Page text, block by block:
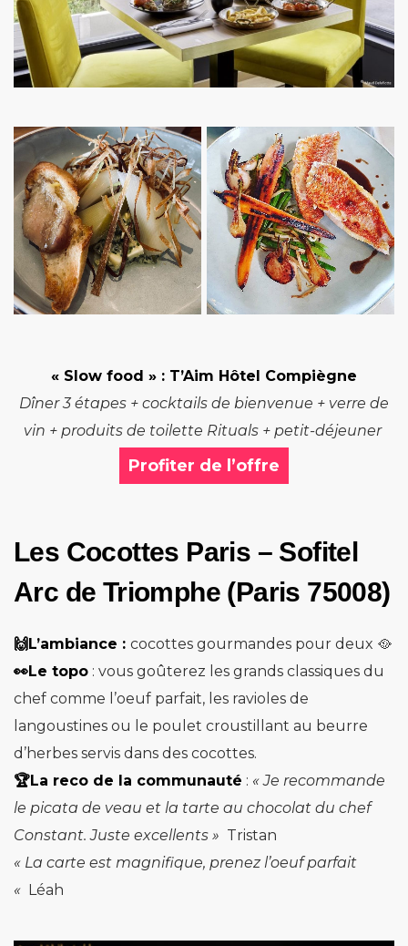
« Slow food » : T’Aim Hôtel Compiègne
Dîner 3 étapes + cocktails de bienvenue + verre de
vin + produits de toilette Rituals + petit-déjeuner
Profiter de l’offre
Les Cocottes Paris – Sofitel
Arc de Triomphe (Paris 75008)
🙌L’ambiance : cocottes gourmandes pour deux 🥘
👀Le topo : vous goûterez les grands classiques du
chef comme l’oeuf parfait, les ravioles de
langoustines ou le poulet croustillant au beurre
d’herbes servis dans des cocottes.
🏆La reco de la communauté : « Je recommande
le picata de veau et la tarte au chocolat du chef
Constant. Juste excellents » Tristan
« La carte est magnifique, prenez l’oeuf parfait
« Léah